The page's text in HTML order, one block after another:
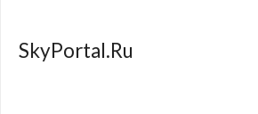
SkyPortal.Ru